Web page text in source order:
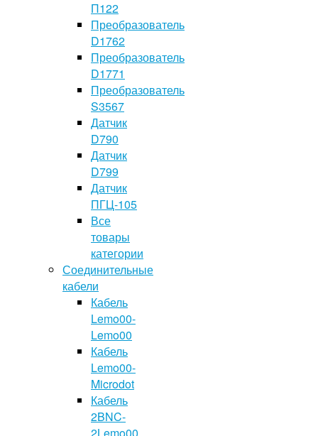
П122
Преобразователь
D1762
Преобразователь
D1771
Преобразователь
S3567
Датчик
D790
Датчик
D799
Датчик
ПГЦ-105
Все
товары
категории
Соединительные
кабели
Кабель
Lemo00-
Lemo00
Кабель
Lemo00-
Microdot
Кабель
2BNC-